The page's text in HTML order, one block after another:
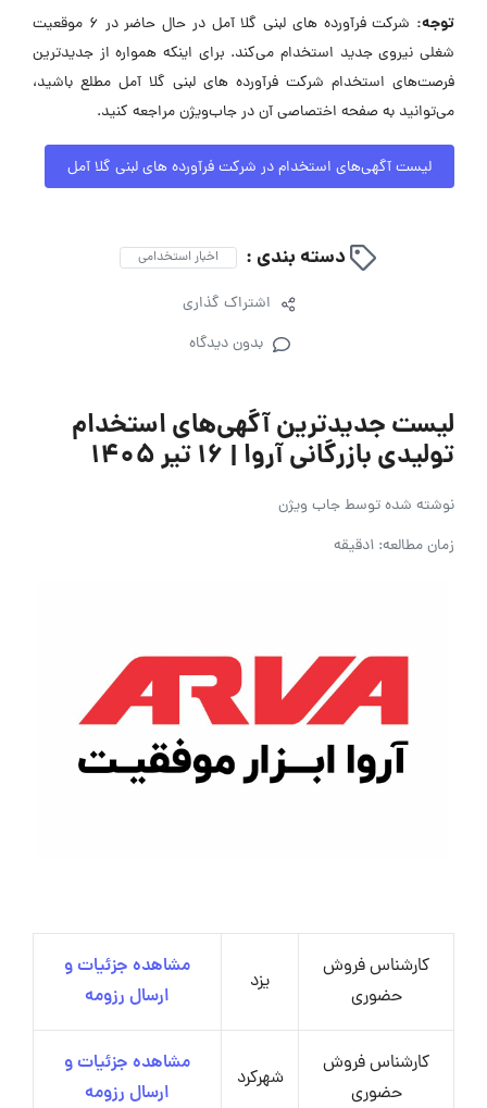
توجه:
شرکت فرآورده های لبنی گلا آمل در حال حاضر در ۶ موقعیت
شغلی نیروی جدید استخدام می‌کند. برای اینکه همواره از جدیدترین
فرصت‌های استخدام شرکت فرآورده های لبنی گلا آمل مطلع باشید،
می‌توانید به صفحه اختصاصی آن در جاب‌ویژن مراجعه کنید.
لیست آگهی‌های استخدام در شرکت فرآورده های لبنی گلا آمل
دسته بندی : اخبار استخدامی
اشتراک گذاری
بدون دیدگاه
لیست جدیدترین آگهی‌های استخدام
تولیدی بازرگانی آروا | ۱۶ تیر ۱۴۰۵
نوشته شده توسطجاب ویژن
زمان مطالعه: 1دقیقه
کارشناس فروش
حضوری
یزد
مشاهده جزئیات و
ارسال رزومه
کارشناس فروش
حضوری
شهرکرد
مشاهده جزئیات و
ارسال رزومه